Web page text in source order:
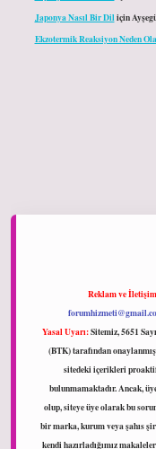
Japonya Nasıl Bir Diliçin
Ekzotermik Reaksiyon Neden
Reklam ve
Yasal Uyarı:Sitemiz, 5651
(BTK) tarafından
sitedeki içerikleri
bulunmamaktadır. Ancak,
olup, siteye üye olarak bu
bir marka, kurum veya şahıs
kendi hazırladığımız